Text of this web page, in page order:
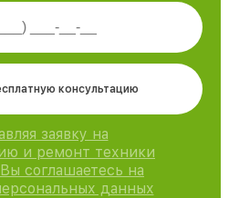
консультацию
заявку на
и ремонт техники
соглашаетесь на
данных